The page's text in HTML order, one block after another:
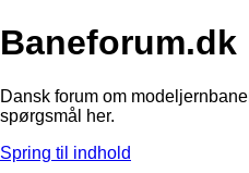
Baneforum.dk
Dansk forum om
spørgsmål her.
Spring til indhold